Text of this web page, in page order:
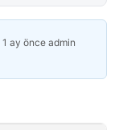
1 ay önce admin